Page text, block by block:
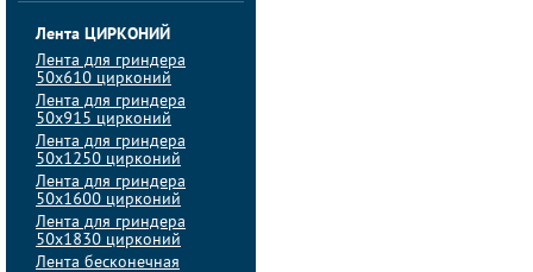
Лента ЦИРКОНИЙ
Лента для гриндера
50х610 цирконий
Лента для гриндера
50х915 цирконий
Лента для гриндера
50х1250 цирконий
Лента для гриндера
50х1600 цирконий
Лента для гриндера
50x1830 цирконий
Лента бесконечная